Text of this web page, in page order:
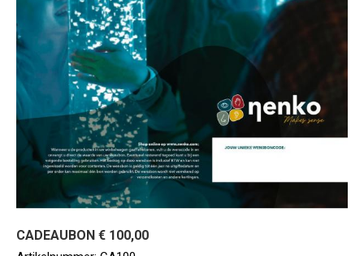
CADEAUBON € 100,00